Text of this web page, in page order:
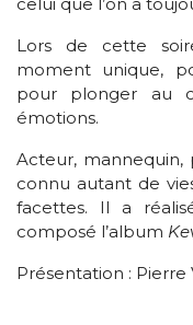
Lors de cette
moment unique,
pour plonger au
émotions.
Acteur, mannequin,
connu autant de
facettes. Il a
composé l’album
Présentation : Pierre